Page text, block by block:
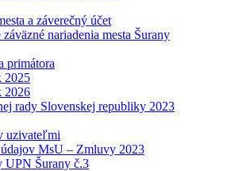
a záverečný účet
záväzné nariadenia mesta Šurany
primátora
2025
2026
rady Slovenskej republiky 2023
uzivateľmi
údajov MsU – Zmluvy 2023
UPN Šurany č.3